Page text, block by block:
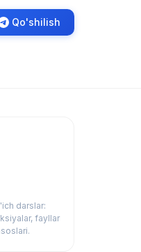
Qo'shilish
darslar:
fayllar